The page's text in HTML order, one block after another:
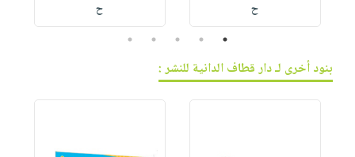
ح
ح
1
2
3
4
5
بنود أخرى لـ دار قطاف الدانية للنشر :